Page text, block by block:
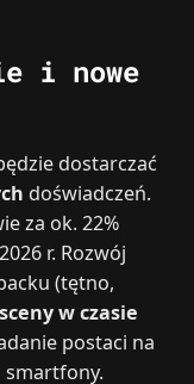
i nowe
dostarczać
doświadczeń.
za ok. 22%
r. Rozwój
(tętno,
w czasie
postaci na
smartfony.